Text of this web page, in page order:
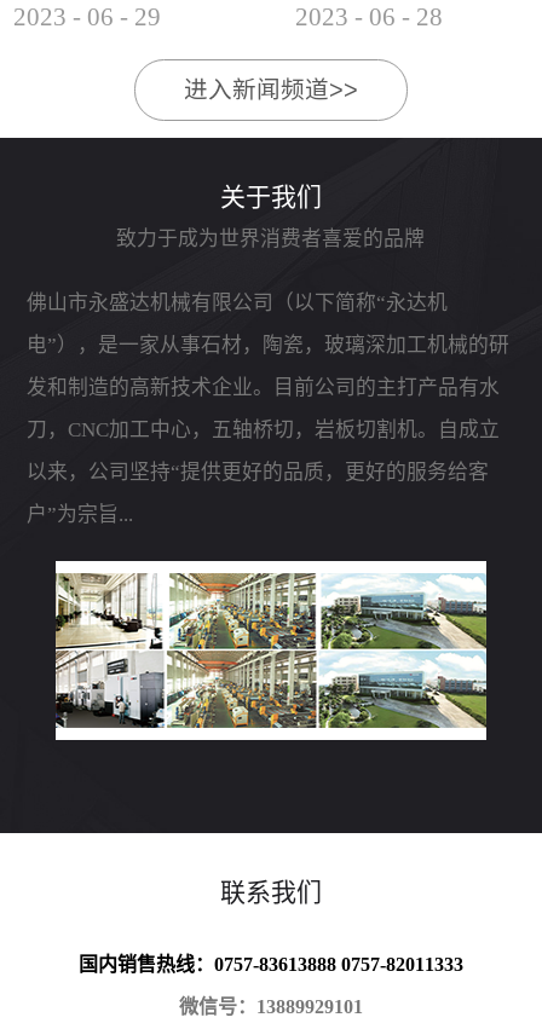
2023 - 06 - 29
工石材
2023 - 06 - 28
进入新闻频道>>
关于我们
致力于成为世界消费者喜爱的品牌
佛山市永盛达机械有限公司（以下简称“永达机
电”），是一家从事石材，陶瓷，玻璃深加工机械的研
发和制造的高新技术企业。目前公司的主打产品有水
刀，CNC加工中心，五轴桥切，岩板切割机。自成立
以来，公司坚持“提供更好的品质，更好的服务给客
户”为宗旨...
联系我们
国内销售热线：0757-83613888 0757-82011333
微信号：13889929101